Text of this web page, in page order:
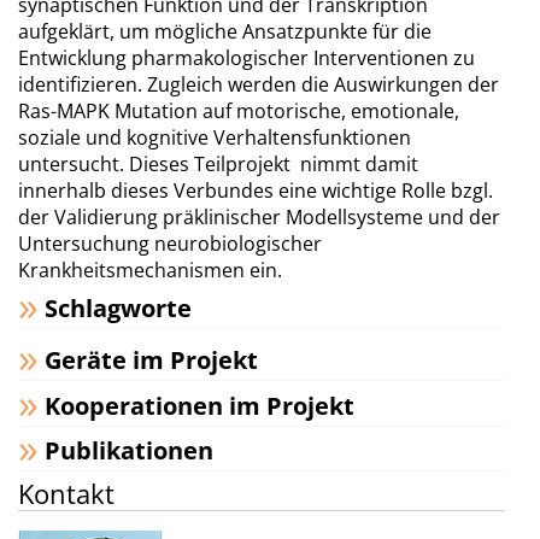
aufgeklärt, um mögliche Ansatzpunkte für die
Entwicklung pharmakologischer Interventionen zu
identifizieren. Zugleich werden die Auswirkungen der
Ras-MAPK Mutation auf motorische, emotionale,
soziale und kognitive Verhaltensfunktionen
untersucht. Dieses Teilprojekt nimmt damit
innerhalb dieses Verbundes eine wichtige Rolle bzgl.
der Validierung präklinischer Modellsysteme und der
Untersuchung neurobiologischer
Krankheitsmechanismen ein.
Schlagworte
Geräte im Projekt
Kooperationen im Projekt
Publikationen
Kontakt